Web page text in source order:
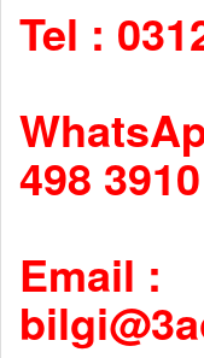
Tel :
498 3910
Email :